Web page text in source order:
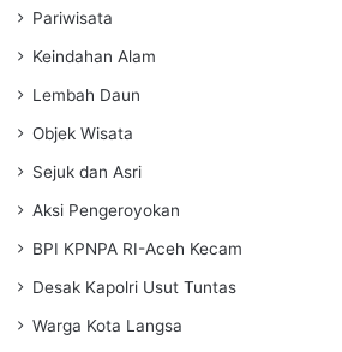
Pariwisata
Keindahan Alam
Lembah Daun
Objek Wisata
Sejuk dan Asri
Aksi Pengeroyokan
BPI KPNPA RI-Aceh Kecam
Desak Kapolri Usut Tuntas
Warga Kota Langsa